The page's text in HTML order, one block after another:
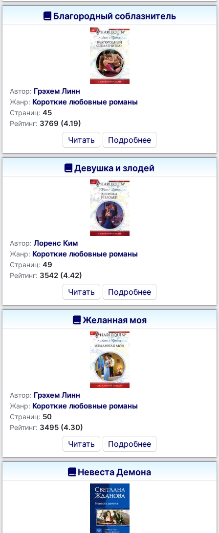
Благородный соблазнитель
Автор: Грэхем Линн
Жанр: Короткие любовные романы
Страниц: 45
Рейтинг: 3769 (4.19)
Читать Подробнее
Девушка и злодей
Автор: Лоренс Ким
Жанр: Короткие любовные романы
Страниц: 49
Рейтинг: 3542 (4.42)
Читать Подробнее
Желанная моя
Автор: Грэхем Линн
Жанр: Короткие любовные романы
Страниц: 50
Рейтинг: 3495 (4.30)
Читать Подробнее
Невеста Демона